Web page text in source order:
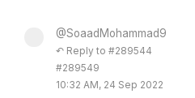
@SoaadMohammad9
↶ Reply to #289544
#289549
10:32 AM, 24 Sep 2022